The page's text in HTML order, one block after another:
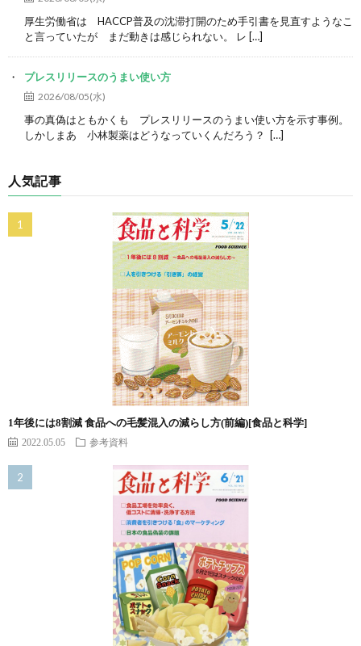
厚生労働省は HACCP普及の沈滞打開のため手引書を見直すようなこ
と言っていたが まだ動きは感じられない。 レ […]
プレスリリースのうまい使い方
2026/08/05(水)
事の真偽はともかくも プレスリリースのうまい使い方を示す事例。
しかしまあ 小林製薬はどうなっていくんだろう？ […]
人気記事
1年後には8割減 食品への毛髪混入の減らし方(前編)[食品と科学]
2022.05.05 参考資料